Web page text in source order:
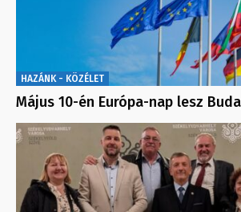
HAZÁNK - KÖZÉLET
Május 10-én Európa-nap lesz